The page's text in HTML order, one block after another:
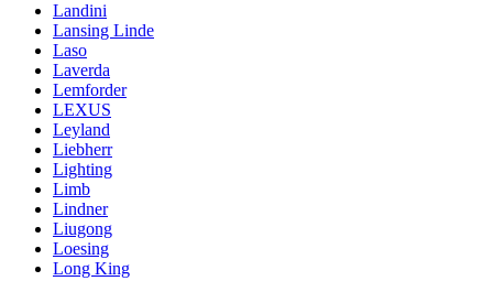
Landini
Lansing Linde
Laso
Laverda
Lemforder
LEXUS
Leyland
Liebherr
Lighting
Limb
Lindner
Liugong
Loesing
Long King